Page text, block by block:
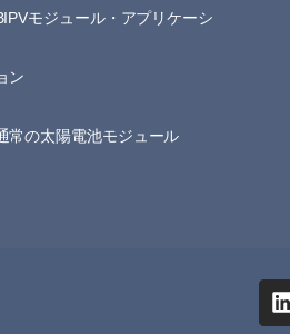
モジュール・アプリケーシ
ン
常の太陽電池モジュール